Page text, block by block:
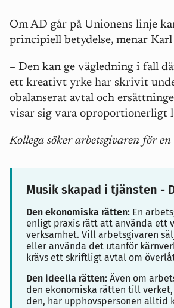
Om AD går på Unionens linje
principiell betydelse, menar Karl
– Den kan ge vägledning i fall
ett kreativt yrke har skrivit
obalanserat avtal och
visar sig vara oproportionerligt
Kollega söker arbetsgivaren för
Musik skapad i tjänsten -
Den ekonomiska rätten: En
enligt praxis rätt att använda ett
verksamhet. Vill arbetsgivaren
eller använda det utanför
krävs ett skriftligt avtal om
Den ideella rätten: Även om
den ekonomiska rätten till verket,
den, har upphovspersonen alltid